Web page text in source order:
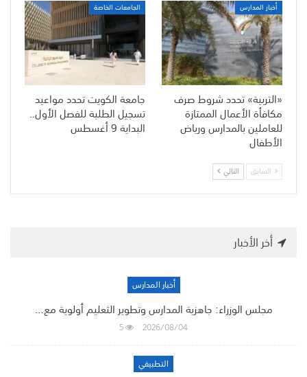
أخبار المدارس
«التربية» تحدد شروط صرف
مكافأة الأعمال الممتازة
للعاملين بالمدارس ورياض
الأطفال
الجامعات الخاصة
جامعة الكويت تحدد مواعيد
تسجيل الطلبة للفصل الأول..
البداية 9 أغسطس
السابق التالي
أخر الأخبار
أخبار المدارس
مجلس الوزراء: جاهزية المدارس وتطوير التعليم أولوية مع…
2026/08/04
5
التطبيقي